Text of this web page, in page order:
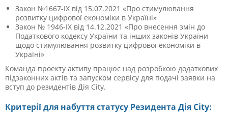
Закон №1667-ІХ від 15.07.2021 «Про стимулювання
розвитку цифрової економіки в Україні»
Закон № 1946-IX від 14.12.2021 «Про внесення змін до
Податкового кодексу України та інших законів України
щодо стимулювання розвитку цифрової економіки в
Україні»
Команда проекту активу працює над розробкою додаткових
підзаконних актів та запуском сервісу для подачі заявки на
вступ до резидентів Дія City.
Критерії для набуття статусу Резидента Дія City: